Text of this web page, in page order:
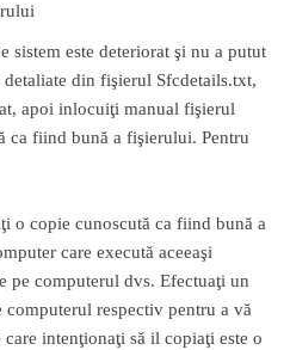
sistem este deteriorat şi nu a putut
din fişierul Sfcdetails.txt,
apoi inlocuiţi manual fişierul
ca fiind bună a fişierului. Pentru
o copie cunoscută ca fiind bună a
care execută aceeaşi
pe computerul dvs. Efectuaţi un
computerul respectiv pentru a vă
intenţionaţi să il copiaţi este o